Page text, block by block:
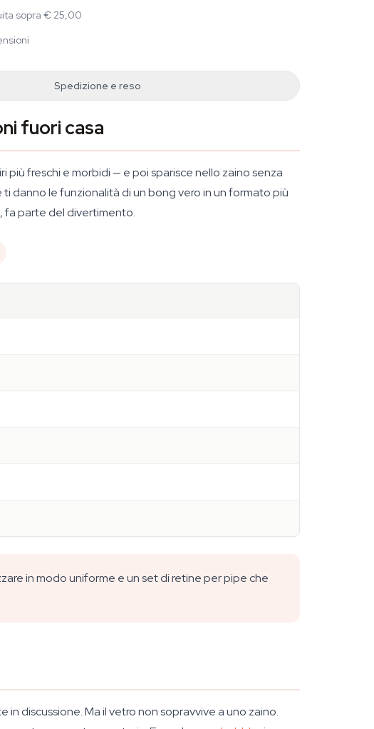
sopra € 25,00
Spedizione e reso
fuori casa
più freschi e morbidi — e poi sparisce nello zaino senza
danno le funzionalità di un bong vero in un formato più
fa parte del divertimento.
in modo uniforme e un set di retine per pipe che
discussione. Ma il vetro non sopravvive a uno zaino.